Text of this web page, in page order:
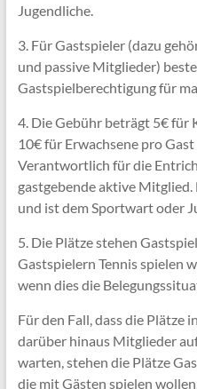
Jugendliche.
3. Für Gastspieler (dazu
und passive Mitglieder)
Gastspielberechtigung für
4. Die Gebühr beträgt 5€ für
10€ für Erwachsene pro
Verantwortlich für die
gastgebende aktive
und ist dem Sportwart oder
5. Die Plätze stehen
Gastspielern Tennis spielen
wenn dies die
Für den Fall, dass die Plätze
darüber hinaus Mitglieder
warten, stehen die Plätze
die mit Gästen spielen